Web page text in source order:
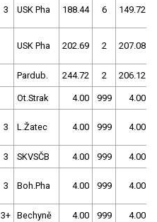
3 USK Pha 188.44 6 149.72
USK Pha 202.69 2 207.08
Pardub. 244.72 2 206.12
Ot.Strak 4.00 999 4.00
3 L.Žatec 4.00 999 4.00
3 SKVSČB 4.00 999 4.00
3 Boh.Pha 4.00 999 4.00
3+ Bechyně 4.00 999 4.00